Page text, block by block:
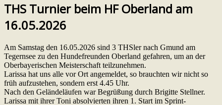
THS Turnier beim HF Oberland am
16.05.2026
Am Samstag den 16.05.2026 sind 3 THSler nach Gmund am
Tegernsee zu den Hundefreunden Oberland gefahren, um an der
Oberbayerischen Meisterschaft teilzunehmen.
Larissa hat uns alle vor Ort angemeldet, so brauchten wir nicht so
früh aufzustehen, sondern erst 4.45 Uhr.
Nach den Geländeläufen war Begrüßung durch Brigitte Stellner.
Larissa mit ihrer Toni absolvierten ihren 1. Start im Sprint-